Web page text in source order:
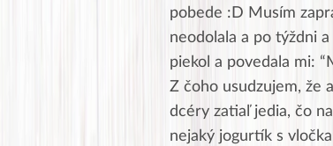
pobede :D Musím
neodolala a po týždni
piekol a povedala mi:
Z čoho usudzujem, že
dcéry zatiaľ jedia, čo
nejaký jogurtík s